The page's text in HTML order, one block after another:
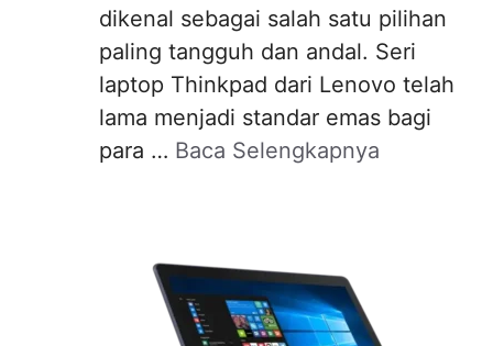
dikenal sebagai salah satu pilihan
paling tangguh dan andal. Seri
laptop Thinkpad dari Lenovo telah
lama menjadi standar emas bagi
para … Baca Selengkapnya